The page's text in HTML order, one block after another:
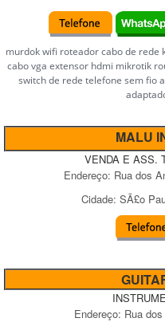
murdok wifi roteador cabo de rede
cabo vga extensor hdmi mikrotik
switch de rede telefone sem fio
MALU
VENDA E ASS.
Endereço: Rua dos
Cidade: SÃ£o
Endereço: Rua